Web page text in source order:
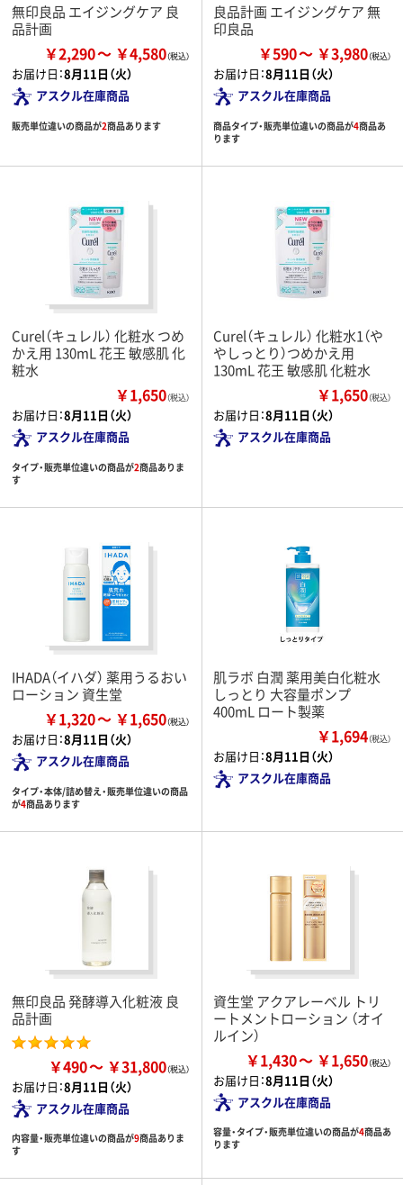
無印良品 エイジングケア 良
品計画
￥2,290 ￥4,580
お届け日：8月11日（火）
アスクル在庫商品
販売単位違いの商品が2商品あります
良品計画 エイジングケア 無
印良品
￥590 ￥3,980
お届け日：8月11日（火）
アスクル在庫商品
商品タイプ・販売単位違いの商品が4商品あ
ります
Curel（キュレル） 化粧水 つめ
かえ用 130mL 花王 敏感肌 化
粧水
￥1,650（税込）
お届け日：8月11日（火）
アスクル在庫商品
タイプ・販売単位違いの商品が2商品ありま
す
Curel（キュレル） 化粧水1（や
やしっとり）つめかえ用
130mL 花王 敏感肌 化粧水
￥1,650（税込）
お届け日：8月11日（火）
アスクル在庫商品
IHADA（イハダ） 薬用うるおい
ローション 資生堂
￥1,320 ￥1,650
お届け日：8月11日（火）
アスクル在庫商品
タイプ・本体/詰め替え・販売単位違いの商品
が4商品あります
肌ラボ 白潤 薬用美白化粧水
しっとり 大容量ポンプ
400mL ロート製薬
￥1,694（税込）
お届け日：8月11日（火）
アスクル在庫商品
無印良品 発酵導入化粧液 良
品計画
￥490 ￥31,800
お届け日：8月11日（火）
アスクル在庫商品
内容量・販売単位違いの商品が9商品ありま
す
資生堂 アクアレーベル トリ
ートメントローション （オイ
ルイン）
￥1,430 ￥1,650
お届け日：8月11日（火）
アスクル在庫商品
容量・タイプ・販売単位違いの商品が4商品あ
ります